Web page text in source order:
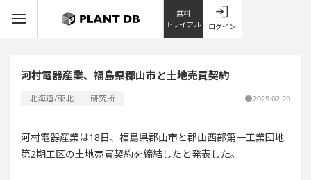
無料
トライアル
ログイン
河村電器産業、福島県郡山市と土地売買契約
北海道/東北 研究所 2025.02.20
河村電器産業は18日、福島県郡山市と郡山西部第一工業団地
第2期工区の土地売買契約を締結したと発表した。